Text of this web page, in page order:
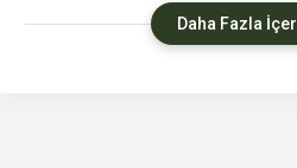
yazımızın devamında yer
ülkede hükümetler işsiz kalan
Daha Fazla